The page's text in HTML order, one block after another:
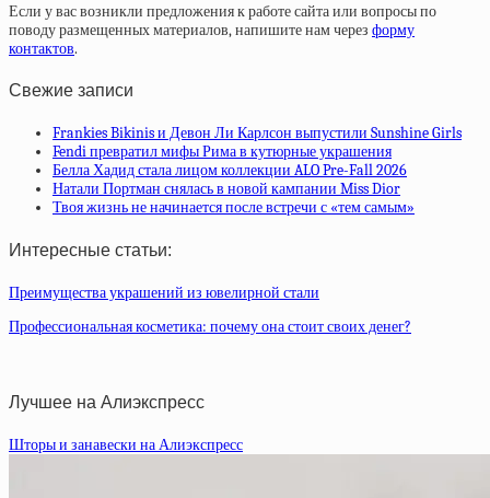
Если у вас возникли предложения к работе сайта или вопросы по
поводу размещенных материалов, напишите нам через форму
контактов.
Свежие записи
Frankies Bikinis и Девон Ли Карлсон выпустили Sunshine Girls
Fendi превратил мифы Рима в кутюрные украшения
Белла Хадид стала лицом коллекции ALO Pre-Fall 2026
Натали Портман снялась в новой кампании Miss Dior
Твоя жизнь не начинается после встречи с «тем самым»
Интересные статьи:
Преимущества украшений из ювелирной стали
Профессиональная косметика: почему она стоит своих денег?
Лучшее на Алиэкспресс
Шторы и занавески на Алиэкспресс